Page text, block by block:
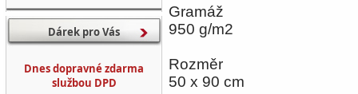
Gramáž
950 g/m2
Rozměr
50 x 90 cm
Dárek pro Vás
Dnes dopravné zdarma
službou DPD